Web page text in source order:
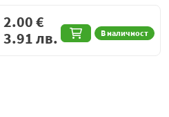
В наличност
2.00€
3.91лв.